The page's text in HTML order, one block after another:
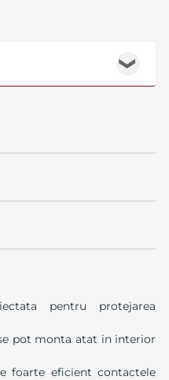
❯
pentru protejarea
pot monta atat in interior
foarte eficient contactele